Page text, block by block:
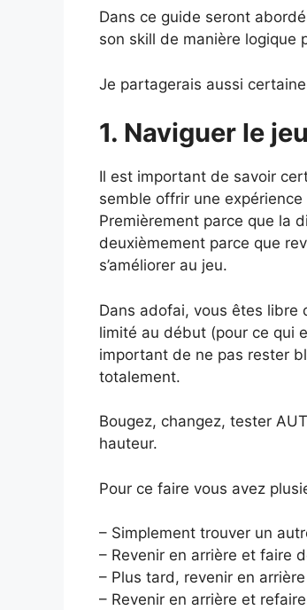
Dans ce guide seront
son skill de manière logique
Je partagerais aussi
1. Naviguer le jeu
Il est important de savoir
semble offrir une expérience
Premièrement parce que la
deuxièmement parce que
s’améliorer au jeu.
Dans adofai, vous êtes libre
limité au début (pour ce qui
important de ne pas rester
totalement.
Bougez, changez, tester
hauteur.
Pour ce faire vous avez
– Simplement trouver un
– Revenir en arrière et faire
– Plus tard, revenir en
– Revenir en arrière et